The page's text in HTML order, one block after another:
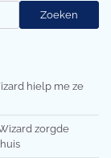
Zoeken
hielp me ze
zorgde